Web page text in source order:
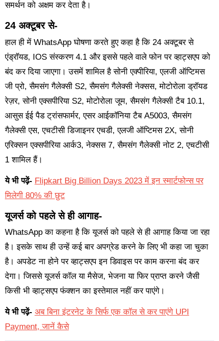
समर्थन को अक्षम कर देता है।
24 अक्टूबर से-
हाल ही में WhatsApp घोषणा करते हुए कहा है कि 24 अक्टूबर से
एंड्रॉयड, IOS संस्करण 4.1 और इससे पहले वाले फोन पर व्हाट्सएप को
बंद कर दिया जाएगा। उसमें शामिल है सोनी एक्पीरिया, एलजी ऑप्टिमस
जी प्रो, सैमसंग गैलेक्सी S2, सैमसंग गैलेक्सी नेक्सस, मोटोरोला ड्रॉयड
रेज़र, सोनी एक्सपीरिया S2, मोटोरोला जूम, सैमसंग गैलेक्सी टैब 10.1,
आसुस ईई पैड ट्रांसफार्मर, एसर आईकॉनिया टैब A5003, सैमसंग
गैलेक्सी एस, एचटीसी डिजाइनर एचडी, एलजी ऑप्टिमस 2X, सोनी
एरिक्सन एक्सपीरिया आर्क3, नेक्सस 7, सैमसंग गैलेक्सी नोट 2, एचटीसी
1 शामिल हैं।
ये भी पढ़ें- Flipkart Big Billion Days 2023 में इन स्मार्टफोन्स पर
मिलेगी 80% की छुट
यूजर्स को पहले से ही आगाह-
WhatsApp का कहना है कि यूजर्स को पहले से ही आगाह किया जा रहा
है। इसके साथ ही उन्हें कई बार अपग्रेड करने के लिए भी कहा जा चुका
है। अपडेट ना होने पर व्हाट्सएप इन डिवाइस पर काम करना बंद कर
देगा। जिससे यूजर्स कॉल या मैसेज, भेजना या फिर प्राप्त करने जैसी
किसी भी व्हाट्सएप फंक्शन का इस्तेमाल नहीं कर पाएंगे।
ये भी पढ़ें- अब बिना इंटरनेट के सिर्फ एक कॉल से कर पाएंगे UPI
Payment, जानें कैसे